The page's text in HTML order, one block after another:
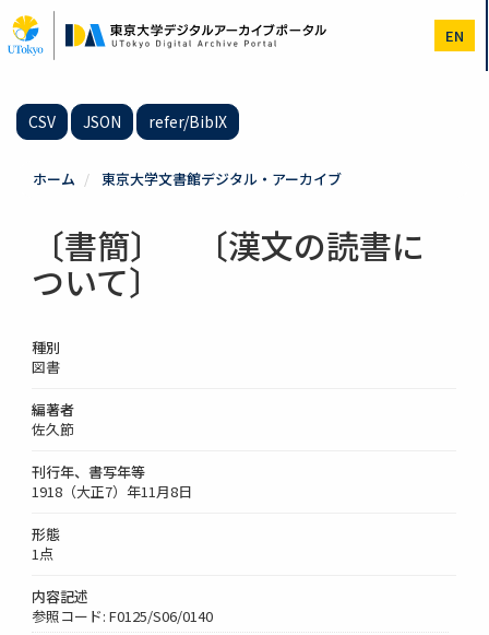
イ
ン
EN
CSV JSON refer/BibIX
ホーム 東京大学文書館デジタル・アーカイブ
〔書簡〕 〔漢文の読書に
ついて〕
種別
図書
編著者
佐久節
刊行年、書写年等
1918（大正7）年11月8日
形態
1点
内容記述
参照コード: F0125/S06/0140